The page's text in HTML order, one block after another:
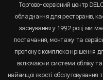
Торгово-сервісний центр
обладнання для ресторанів,
заснування у 1992 році ми
постачання, монтажу та
пропонує комплексні рішення
включаючи системи обліку
найвищої якості